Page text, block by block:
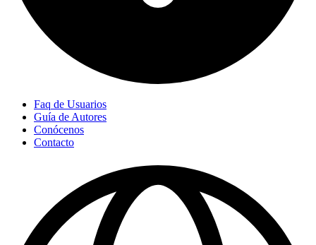
Faq de Usuarios
Guía de Autores
Conócenos
Contacto